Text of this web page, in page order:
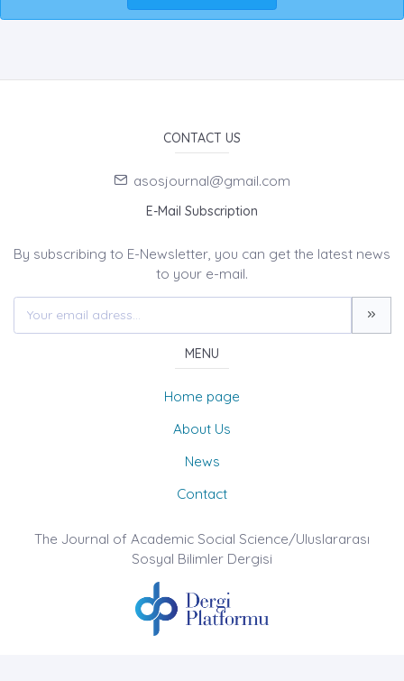
CONTACT US
asosjournal@gmail.com
E-Mail Subscription
By subscribing to E-Newsletter, you can get the latest news
to your e-mail.
MENU
Home page
About Us
News
Contact
The Journal of Academic Social Science/Uluslararası
Sosyal Bilimler Dergisi